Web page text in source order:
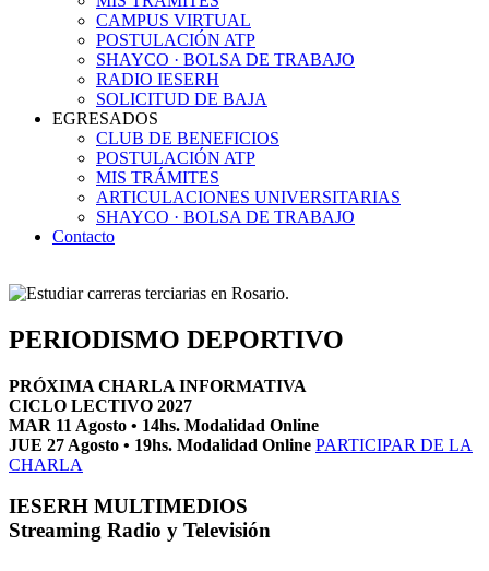
CAMPUS VIRTUAL
POSTULACIÓN ATP
SHAYCO · BOLSA DE TRABAJO
RADIO IESERH
SOLICITUD DE BAJA
EGRESADOS
CLUB DE BENEFICIOS
POSTULACIÓN ATP
MIS TRÁMITES
ARTICULACIONES UNIVERSITARIAS
SHAYCO · BOLSA DE TRABAJO
Contacto
PERIODISMO DEPORTIVO
PRÓXIMA CHARLA INFORMATIVA
CICLO LECTIVO 2027
MAR 11 Agosto • 14hs. Modalidad Online
JUE 27 Agosto • 19hs. Modalidad Online PARTICIPAR DE LA
CHARLA
IESERH MULTIMEDIOS
Streaming Radio y Televisión